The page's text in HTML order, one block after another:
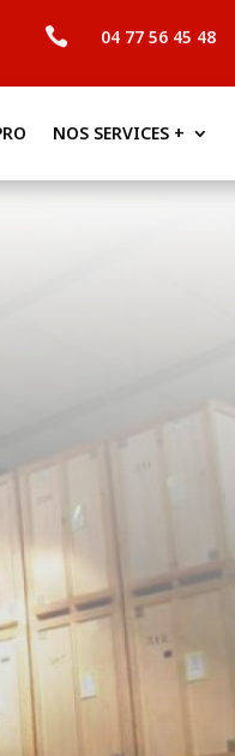
 04 77 56 45 48
NOS SERVICES +